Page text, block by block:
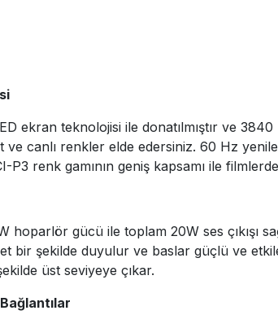
ekran teknolojisi ile donatılmıştır ve
canlı renkler elde edersiniz. 60 Hz
P3 renk gamının geniş kapsamı ile
hoparlör gücü ile toplam 20W ses çıkışı
bir şekilde duyulur ve baslar güçlü ve
üst seviyeye çıkar.